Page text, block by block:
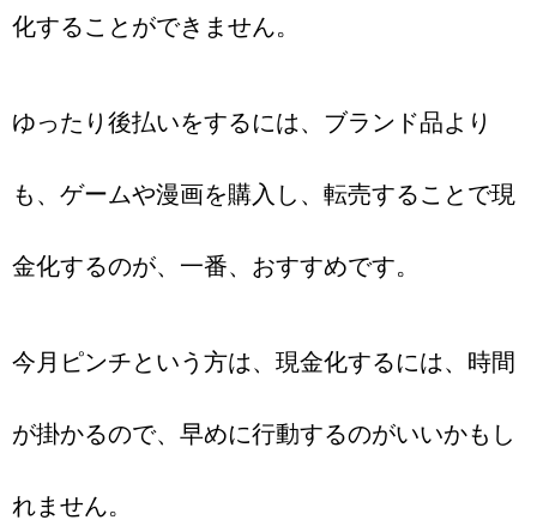
化することができません。
ゆったり後払いをするには、ブランド品より
も、ゲームや漫画を購入し、転売することで現
金化するのが、一番、おすすめです。
今月ピンチという方は、現金化するには、時間
が掛かるので、早めに行動するのがいいかもし
れません。